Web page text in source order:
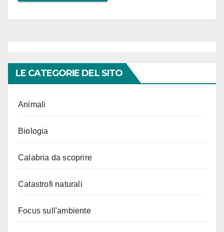
LE CATEGORIE DEL SITO
Animali
Biologia
Calabria da scoprire
Catastrofi naturali
Focus sull'ambiente